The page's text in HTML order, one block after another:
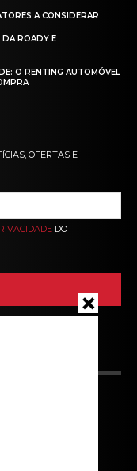
A CONSIDERAR
DA ROADY E
O RENTING AUTOMÓVEL
OFERTAS E
DO